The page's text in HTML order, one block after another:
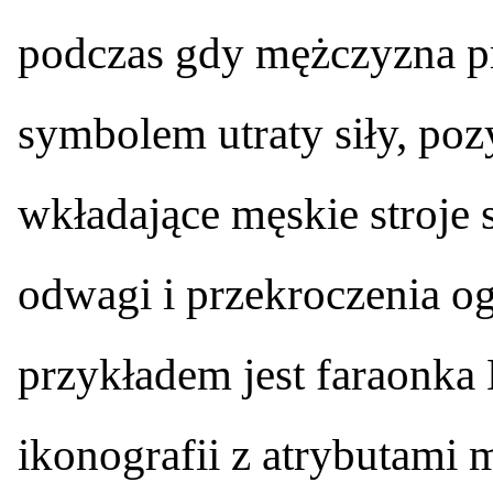
podczas gdy mężczyzna
symbolem utraty siły,
wkładające męskie stroje
odwagi i przekroczenia
przykładem jest
ikonografii z atrybutami